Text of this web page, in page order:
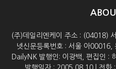
(주)데일리엔케이 주소 : (04018)
넷신문등록번호 : 서울 아
DailyNK 발행인: 이광백, 편집인 :
발행일자 : 2005.08.10 | 전